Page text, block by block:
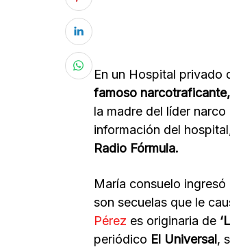
En un Hospital privado
famoso
la madre del líder
información del
Radio Fórmula.
María consuelo
son secuelas que le
Pérez es originaria de
periódico El Universal,